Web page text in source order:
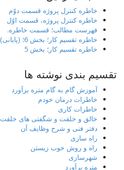
خاطره کنترل پروژه قسمت دوّم
خاطره کنترل پروژه، قسمت اوّل
فهرست مطالب؛ قسمت خاطره.
خاطره تقسیم کار؛ بخش 6؛ (پایانی)
خاطره تقسیم کار؛ بخش 5
تقسیم بندی نوشته ها
آموزش گام به گام متره برآورد
خاطرات درمان خودم
خاطرات کاری
خالق و خلقت و شگفتی های خلقت
دفتر فنی و شرح وظایف آن
راه سازی
راه و روش خوب زیستن
شهرسازی
متره برآورد